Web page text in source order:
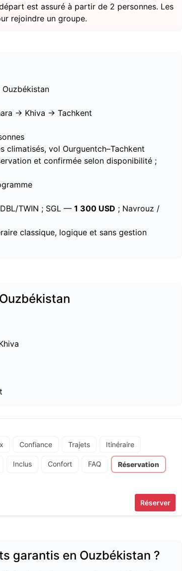
est assuré à partir de 2 personnes. Les
rejoindre un groupe.
→ Khiva → Tachkent
climatisés, vol Ourguentch–Tachkent
et confirmée selon disponibilité ;
TWIN ; SGL — 1 300 USD ; Navrouz /
classique, logique et sans gestion
Confiance Trajets Itinéraire
Inclus Confort FAQ Réservation
Réserver
garantis en Ouzbékistan ?